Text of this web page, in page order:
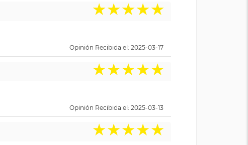
★★★★★
Opinión Recibida el: 2025-03-17
★★★★★
Opinión Recibida el: 2025-03-13
★★★★★